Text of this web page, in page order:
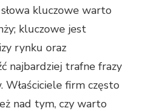
kluczowe warto
kluczowe jest
rynku oraz
najbardziej trafne frazy
firm często
nad tym, czy warto